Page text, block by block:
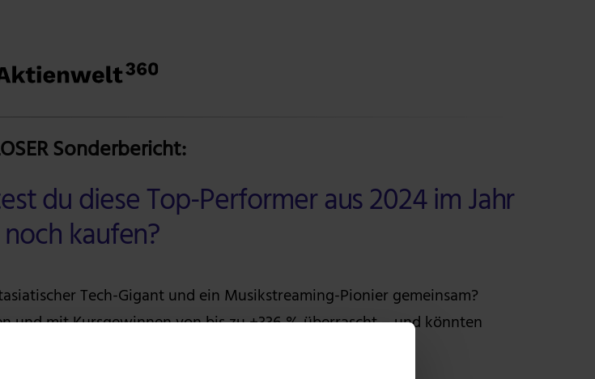
Sonderbericht:
du diese Top-Performer aus 2024 im Jahr
kaufen?
Tech-Gigant und ein Musikstreaming-Pionier gemeinsam?
und mit Kursgewinnen von bis zu +336 % überrascht – und könnten